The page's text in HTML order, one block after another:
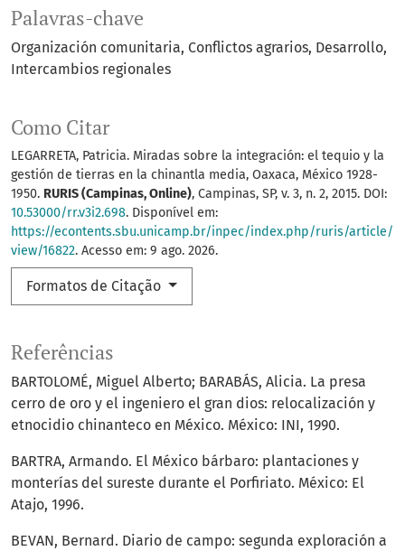
Palavras-chave
Organización comunitaria Conflictos agrarios Desarrollo
Intercambios regionales
Como Citar
LEGARRETA, Patricia. Miradas sobre la integración: el tequio y la
gestión de tierras en la chinantla media, Oaxaca, México 1928-
1950. RURIS (Campinas, Online), Campinas, SP, v. 3, n. 2, 2015. DOI:
10.53000/rr.v3i2.698. Disponível em:
https://econtents.sbu.unicamp.br/inpec/index.php/ruris/article/
view/16822. Acesso em: 9 ago. 2026.
Formatos de Citação
Referências
BARTOLOMÉ, Miguel Alberto; BARABÁS, Alicia. La presa
cerro de oro y el ingeniero el gran dios: relocalización y
etnocidio chinanteco en México. México: INI, 1990.
BARTRA, Armando. El México bárbaro: plantaciones y
monterías del sureste durante el Porfiriato. México: El
Atajo, 1996.
BEVAN, Bernard. Diario de campo: segunda exploración a